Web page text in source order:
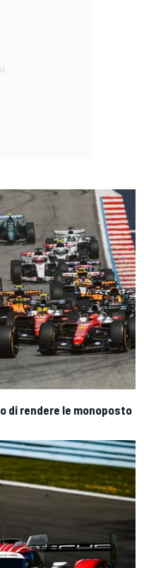
di rendere le monoposto